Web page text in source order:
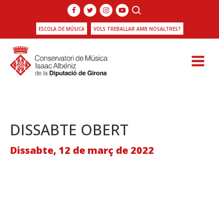
ESCOLA DE MÚSICA VOLS TREBALLAR AMB NOSALTRES?
DISSABTE OBERT
Dissabte, 12 de març de 2022